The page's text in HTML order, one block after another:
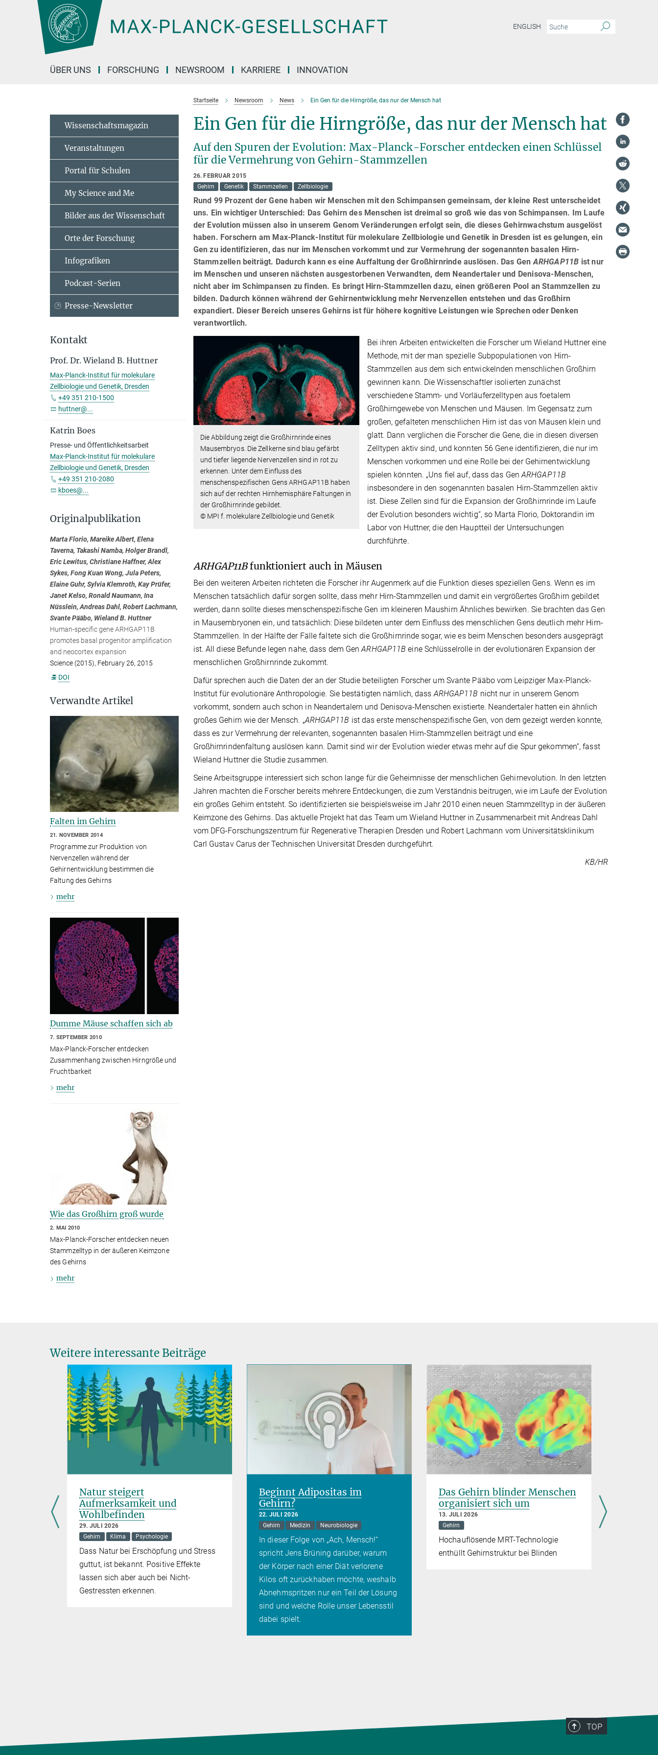
Hauptinhalt
ENGLISH
ÜBER UNS FORSCHUNG NEWSROOM KARRIERE INNOVATION
Startseite Newsroom News Ein Gen für die Hirngröße, das nur der Mensch hat
Ein Gen für die Hirngröße, das nur der Mensch hat
Auf den Spuren der Evolution: Max-Planck-Forscher entdecken einen Schlüssel
für die Vermehrung von Gehirn-Stammzellen
26. FEBRUAR 2015
Gehirn
Genetik Stammzellen Zellbiologie
Rund 99 Prozent der Gene haben wir Menschen mit den Schimpansen gemeinsam, der kleine Rest unterscheidet
uns. Ein wichtiger Unterschied: Das Gehirn des Menschen ist dreimal so groß wie das von Schimpansen. Im Laufe
der Evolution müssen also in unserem Genom Veränderungen erfolgt sein, die dieses Gehirnwachstum ausgelöst
haben. Forschern am Max-Planck-Institut für molekulare Zellbiologie und Genetik in Dresden ist es gelungen, ein
Gen zu identifizieren, das nur im Menschen vorkommt und zur Vermehrung der sogenannten basalen Hirn-
Stammzellen beiträgt. Dadurch kann es eine Auffaltung der Großhirnrinde auslösen. Das GenARHGAP11B ist nur
im Menschen und unseren nächsten ausgestorbenen Verwandten, dem Neandertaler und Denisova-Menschen,
nicht aber im Schimpansen zu finden. Es bringt Hirn-Stammzellen dazu, einen größeren Pool an Stammzellen zu
bilden. Dadurch können während der Gehirnentwicklung mehr Nervenzellen entstehen und das Großhirn
expandiert. Dieser Bereich unseres Gehirns ist für höhere kognitive Leistungen wie Sprechen oder Denken
verantwortlich.
Die Abbildung zeigt die Großhirnrinde eines
Mausembryos. Die Zellkerne sind blau gefärbt
und tiefer liegende Nervenzellen sind in rot zu
erkennen. Unter dem Einfluss des
menschenspezifischen Gens ARHGAP11B haben
sich auf der rechten Hirnhemisphäre Faltungen in
der Großhirnrinde gebildet.
© MPI f. molekulare Zellbiologie und Genetik
Bei ihren Arbeiten entwickelten die Forscher um Wieland Huttner eine
Methode, mit der man spezielle Subpopulationen von Hirn-
Stammzellen aus dem sich entwickelnden menschlichen Großhirn
gewinnen kann. Die Wissenschaftler isolierten zunächst
verschiedene Stamm- und Vorläuferzelltypen aus foetalem
Großhirngewebe von Menschen und Mäusen. Im Gegensatz zum
großen, gefalteten menschlichen Hirn ist das von Mäusen klein und
glatt. Dann verglichen die Forscher die Gene, die in diesen diversen
Zelltypen aktiv sind, und konnten 56 Gene identifizieren, die nur im
Menschen vorkommen und eine Rolle bei der Gehirnentwicklung
spielen könnten. „Uns fiel auf, dass das GenARHGAP11B
insbesondere in den sogenannten basalen Hirn-Stammzellen aktiv
ist. Diese Zellen sind für die Expansion der Großhirnrinde im Laufe
der Evolution besonders wichtig“, so Marta Florio, Doktorandin im
Labor von Huttner, die den Hauptteil der Untersuchungen
durchführte.
ARHGAP11Bfunktioniert auch in Mäusen
Bei den weiteren Arbeiten richteten die Forscher ihr Augenmerk auf die Funktion dieses speziellen Gens. Wenn es im
Menschen tatsächlich dafür sorgen sollte, dass mehr Hirn-Stammzellen und damit ein vergrößertes Großhirn gebildet
werden, dann sollte dieses menschenspezifische Gen im kleineren Maushirn Ähnliches bewirken. Sie brachten das Gen
in Mausembryonen ein, und tatsächlich: Diese bildeten unter dem Einfluss des menschlichen Gens deutlich mehr Hirn-
Stammzellen. In der Hälfte der Fälle faltete sich die Großhirnrinde sogar, wie es beim Menschen besonders ausgeprägt
ist. All diese Befunde legen nahe, dass dem GenARHGAP11B eine Schlüsselrolle in der evolutionären Expansion der
menschlichen Großhirnrinde zukommt.
Dafür sprechen auch die Daten der an der Studie beteiligten Forscher um Svante Pääbo vom Leipziger Max-Planck-
Institut für evolutionäre Anthropologie. Sie bestätigten nämlich, dassARHGAP11B nicht nur in unserem Genom
vorkommt, sondern auch schon in Neandertalern und Denisova-Menschen existierte. Neandertaler hatten ein ähnlich
großes Gehirn wie der Mensch. „ARHGAP11B ist das erste menschenspezifische Gen, von dem gezeigt werden konnte,
dass es zur Vermehrung der relevanten, sogenannten basalen Hirn-Stammzellen beiträgt und eine
Großhirnrindenfaltung auslösen kann. Damit sind wir der Evolution wieder etwas mehr auf die Spur gekommen“, fasst
Wieland Huttner die Studie zusammen.
Seine Arbeitsgruppe interessiert sich schon lange für die Geheimnisse der menschlichen Gehirnevolution. In den letzten
Jahren machten die Forscher bereits mehrere Entdeckungen, die zum Verständnis beitrugen, wie im Laufe der Evolution
ein großes Gehirn entsteht. So identifizierten sie beispielsweise im Jahr 2010 einen neuen Stammzelltyp in der äußeren
Keimzone des Gehirns. Das aktuelle Projekt hat das Team um Wieland Huttner in Zusammenarbeit mit Andreas Dahl
vom DFG-Forschungszentrum für Regenerative Therapien Dresden und Robert Lachmann vom Universitätsklinikum
Carl Gustav Carus der Technischen Universität Dresden durchgeführt.
KB/HR
Wissenschaftsmagazin
Veranstaltungen
Portal für Schulen
My Science and Me
Bilder aus der Wissenschaft
Orte der Forschung
Infografiken
Podcast-Serien
Presse-Newsletter
Kontakt
Prof. Dr. Wieland B. Huttner
Max-Planck-Institut für molekulare
Zellbiologie und Genetik, Dresden
+49 351 210-1500
huttner@...
Katrin Boes
Presse- und Öffentlichkeitsarbeit
Max-Planck-Institut für molekulare
Zellbiologie und Genetik, Dresden
+49 351 210-2080
kboes@...
Originalpublikation
Marta Florio, Mareike Albert, Elena
Taverna, Takashi Namba, Holger Brandl,
Eric Lewitus, Christiane Haffner, Alex
Sykes, Fong Kuan Wong, Jula Peters,
Elaine Guhr, Sylvia Klemroth, Kay Prüfer,
Janet Kelso, Ronald Naumann, Ina
Nüsslein, Andreas Dahl, Robert Lachmann,
Svante Pääbo, Wieland B. Huttner
Human-specific gene ARHGAP11B
promotes basal progenitor amplification
and neocortex expansion
Science (2015), February 26, 2015
DOI
Verwandte Artikel
Falten im Gehirn
21. NOVEMBER 2014
Programme zur Produktion von
Nervenzellen während der
Gehirnentwicklung bestimmen die
Faltung des Gehirns
mehr
Dumme Mäuse schaffen sich ab
7. SEPTEMBER 2010
Max-Planck-Forscher entdecken
Zusammenhang zwischen Hirngröße und
Fruchtbarkeit
mehr
Wie das Großhirn groß wurde
2. MAI 2010
Max-Planck-Forscher entdecken neuen
Stammzelltyp in der äußeren Keimzone
des Gehirns
mehr
Weitere interessante Beiträge
Natur steigert
Aufmerksamkeit und
Wohlbefinden
29. JULI 2026
Gehirn
Klima Psychologie
Dass Natur bei Erschöpfung und Stress
guttut, ist bekannt. Positive Effekte
lassen sich aber auch bei Nicht-
Gestressten erkennen.
Beginnt Adipositas im
Gehirn?
22. JULI 2026
Gehirn
Medizin Neurobiologie
In dieser Folge von „Ach, Mensch!“
spricht Jens Brüning darüber, warum
der Körper nach einer Diät verlorene
Kilos oft zurückhaben möchte, weshalb
Abnehmspritzen nur ein Teil der Lösung
sind und welche Rolle unser Lebensstil
dabei spielt.
Das Gehirn blinder Menschen
organisiert sich um
13. JULI 2026
Gehirn
Hochauflösende MRT-Technologie
enthüllt Gehirnstruktur bei Blinden
TOP